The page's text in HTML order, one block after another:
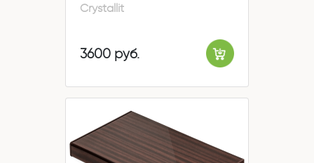
Crystallit
3600 руб.